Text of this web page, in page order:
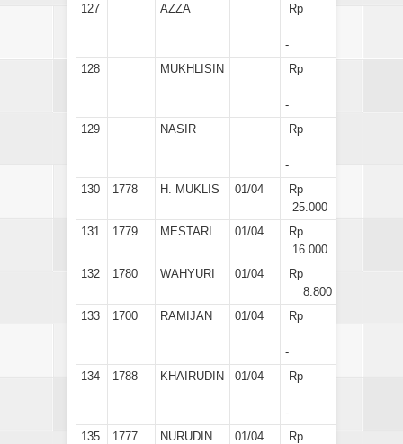
127
AZZA Rp
-
128
MUKHLISIN Rp
-
129
NASIR Rp
-
130
1778 H. MUKLIS 01/04
Rp
25.000
131
1779 MESTARI 01/04
Rp
16.000
132
1780 WAHYURI 01/04
Rp
8.800
133
1700 RAMIJAN 01/04 Rp
-
134
1788 KHAIRUDIN 01/04 Rp
-
135
1777 NURUDIN 01/04
Rp